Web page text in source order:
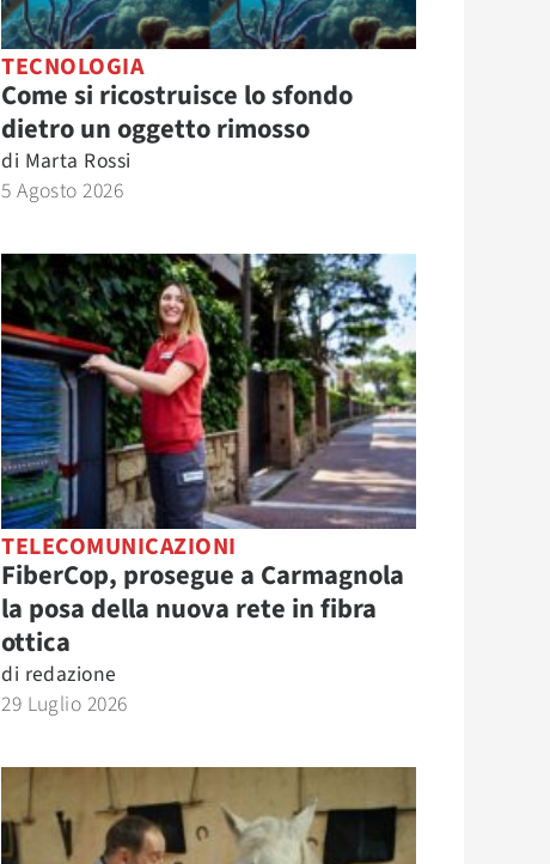
TECNOLOGIA
Come si ricostruisce lo sfondo
dietro un oggetto rimosso
di Marta Rossi
5 Agosto 2026
TELECOMUNICAZIONI
FiberCop, prosegue a Carmagnola
la posa della nuova rete in fibra
ottica
di redazione
29 Luglio 2026